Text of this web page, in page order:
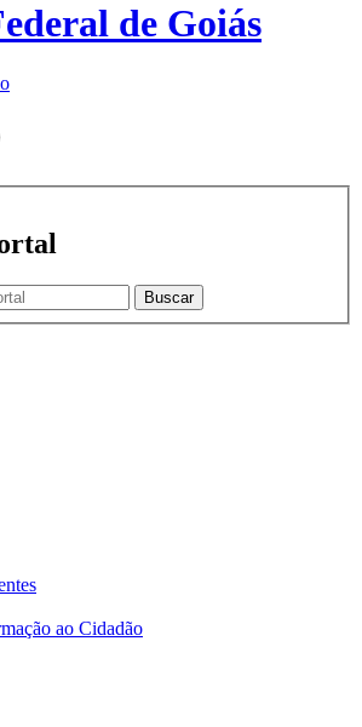
de Goiás
Buscar
ao Cidadão